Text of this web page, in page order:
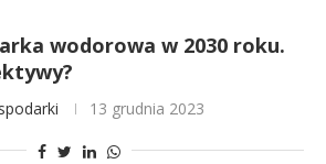
wodorowa w 2030 roku.
13 grudnia 2023